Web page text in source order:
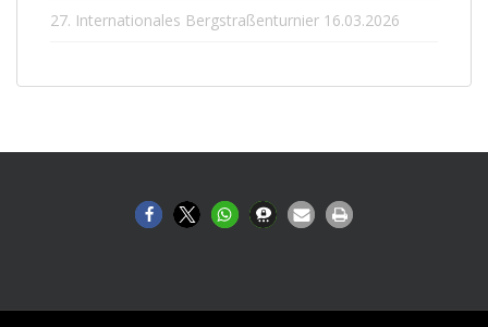
27. Internationales Bergstraßenturnier 16.03.2026